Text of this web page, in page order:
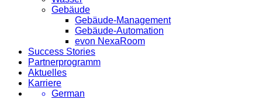
Gebäude
Gebäude-Management
Gebäude-Automation
evon NexaRoom
Success Stories
Partnerprogramm
Aktuelles
Karriere
German